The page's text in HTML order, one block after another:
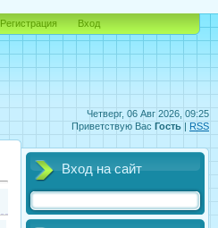
Четверг, 06 Авг 2026, 09:25
Приветствую Вас Гость | RSS
Регистрация Вход
Вход на сайт